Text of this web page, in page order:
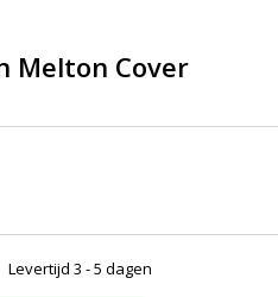
Melton Cover
Levertijd 3 - 5 dagen